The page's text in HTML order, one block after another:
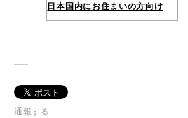
日本国内にお住まいの方向け
通報する